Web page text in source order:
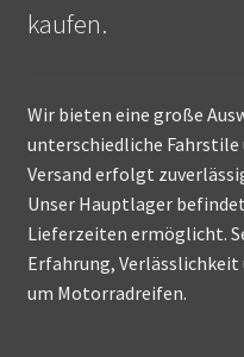
kaufen.
Wir bieten eine große
unterschiedliche Fahrstile
Versand erfolgt
Unser Hauptlager
Lieferzeiten ermöglicht.
Erfahrung,
um Motorradreifen.